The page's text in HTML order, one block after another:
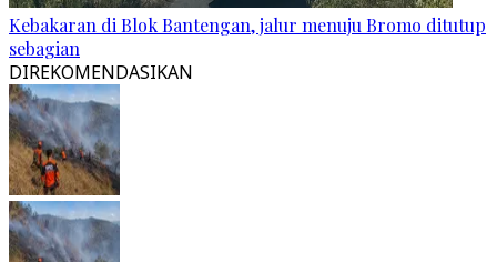
Kebakaran di Blok Bantengan, jalur menuju Bromo ditutup
sebagian
DIREKOMENDASIKAN